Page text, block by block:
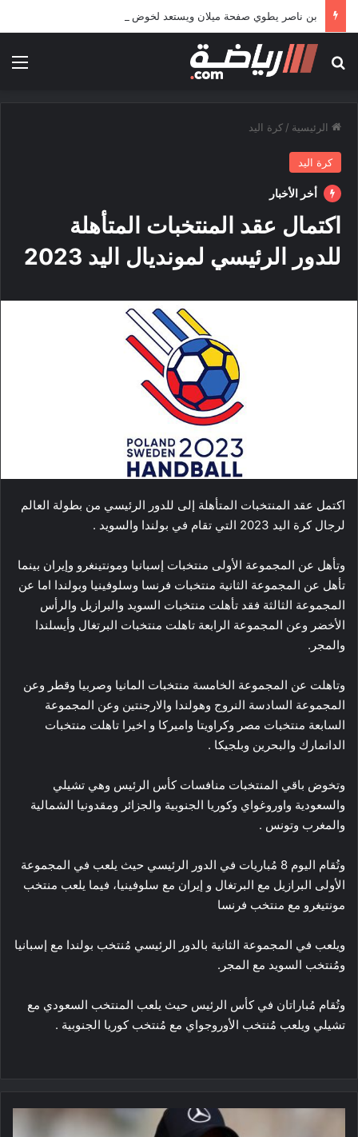
بحث عن
الرئيسية / كرة اليد
كرة اليد
أخر الأخبار
اكتمال عقد المنتخبات المتأهلة
للدور الرئيسي لمونديال اليد 2023
اكتمل عقد المنتخبات المتأهلة إلى للدور الرئيسي من بطولة العالم
لرجال كرة اليد 2023 التي تقام في بولندا والسويد .
وتأهل عن المجموعة الأولى منتخبات إسبانيا ومونتينغرو وإيران بينما
تأهل عن المجموعة الثانية منتخبات فرنسا وسلوفينيا وبولندا اما عن
المجموعة الثالثة فقد تأهلت منتخبات السويد والبرازيل والرأس
الأخضر وعن المجموعة الرابعة تاهلت منتخبات البرتغال وأيسلندا
والمجر.
وتاهلت عن المجموعة الخامسة منتخبات المانيا وصربيا وقطر وعن
المجموعة السادسة النروج وهولندا والارجنتين وعن المجموعة
السابعة منتخبات مصر وكراويتا واميركا و اخيرا تاهلت منتخبات
الدانمارك والبحرين وبلجيكا .
وتخوض باقي المنتخبات منافسات كأس الرئيس وهي تشيلي
والسعودية واوروغواي وكوريا الجنوبية والجزائر ومقدونيا الشمالية
والمغرب وتونس .
وتُقام اليوم 8 مُباريات في الدور الرئيسي حيث يلعب في المجموعة
الأولى البرازيل مع البرتغال و إيران مع سلوفينيا، فيما يلعب منتخب
مونتيغرو مع منتخب فرنسا
ويلعب في المجموعة الثانية بالدور الرئيسي مُنتخب بولندا مع إسبانيا
ومُنتخب السويد مع المجر.
وتُقام مُباراتان في كأس الرئيس حيث يلعب المنتخب السعودي مع
تشيلي ويلعب مُنتخب الأوروجواي مع مُنتخب كوريا الجنوبية .